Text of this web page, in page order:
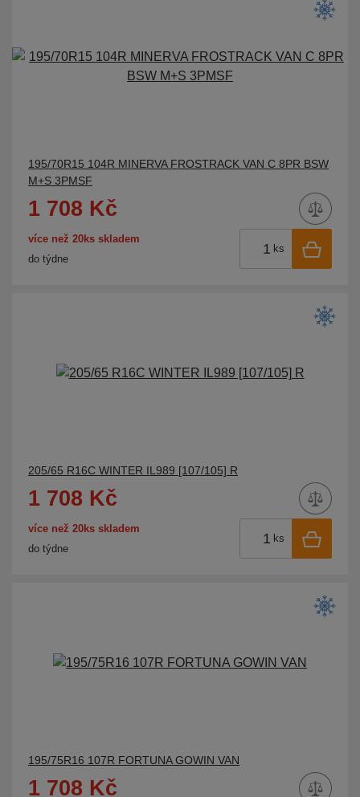
195/70R15 104R MINERVA FROSTRACK VAN C 8PR BSW
M+S 3PMSF
1 708 Kč
více než 20ks skladem
do týdne
ks
205/65 R16C WINTER IL989 [107/105] R
1 708 Kč
více než 20ks skladem
do týdne
ks
195/75R16 107R FORTUNA GOWIN VAN
1 708 Kč